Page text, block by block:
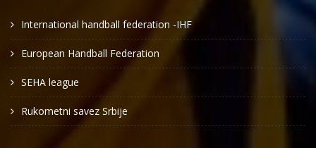
International handball federation -IHF
European Handball Federation
SEHA league
Rukometni savez Srbije